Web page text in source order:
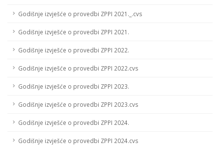
Godišnje izvješće o provedbi ZPPI 2021._.cvs
Godišnje izvješće o provedbi ZPPI 2021.
Godišnje izvješće o provedbi ZPPI 2022.
Godišnje izvješće o provedbi ZPPI 2022.cvs
Godišnje izvješće o provedbi ZPPI 2023.
Godišnje izvješće o provedbi ZPPI 2023.cvs
Godišnje izvješće o provedbi ZPPI 2024.
Godišnje izvješće o provedbi ZPPI 2024.cvs